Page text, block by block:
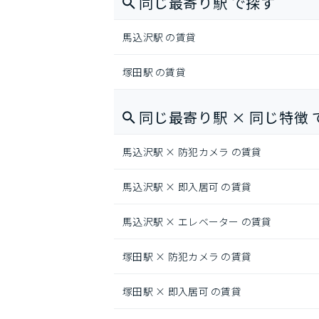
馬込沢駅 の賃貸
塚田駅 の賃貸
同じ最寄り駅 × 同じ特徴
馬込沢駅 × 防犯カメラ の賃貸
馬込沢駅 × 即入居可 の賃貸
馬込沢駅 × エレベーター の賃貸
塚田駅 × 防犯カメラ の賃貸
塚田駅 × 即入居可 の賃貸